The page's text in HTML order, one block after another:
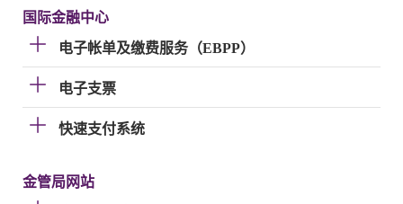
国际金融中心
电子帐单及缴费服务（EBPP）
电子支票
快速支付系统
金管局网站